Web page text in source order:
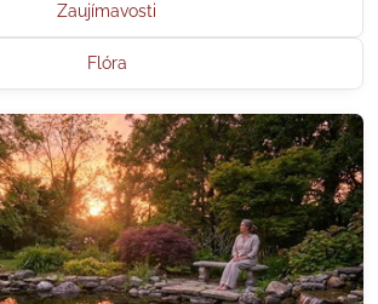
Zaujímavosti
Flóra